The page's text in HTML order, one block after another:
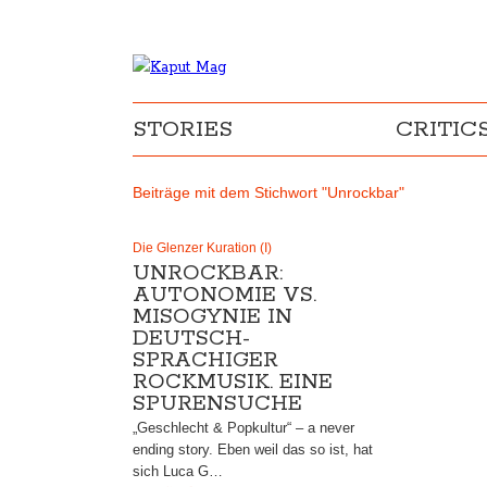
STORIES
Beiträge mit dem Stichwort "Unrockbar"
Die Glenzer Kuration (I)
UNROCKBAR:
AUTONOMIE VS.
MISOGYNIE IN
DEUTSCH-
SPRACHIGER
ROCKMUSIK. EINE
SPURENSUCHE
„Geschlecht & Popkultur“ – a never
ending story. Eben weil das so ist, hat
sich Luca G…